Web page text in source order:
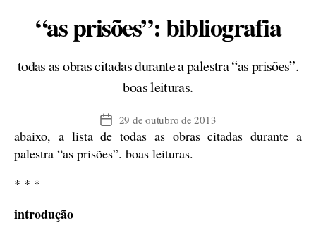
“as prisões”: bibliografia
todas as obras citadas durante a palestra “as prisões”.
boas leituras.
Data
de
publicação
29 de outubro de 2013
abaixo, a lista de todas as obras citadas durante a
palestra “as prisões”. boas leituras.
* * *
introdução